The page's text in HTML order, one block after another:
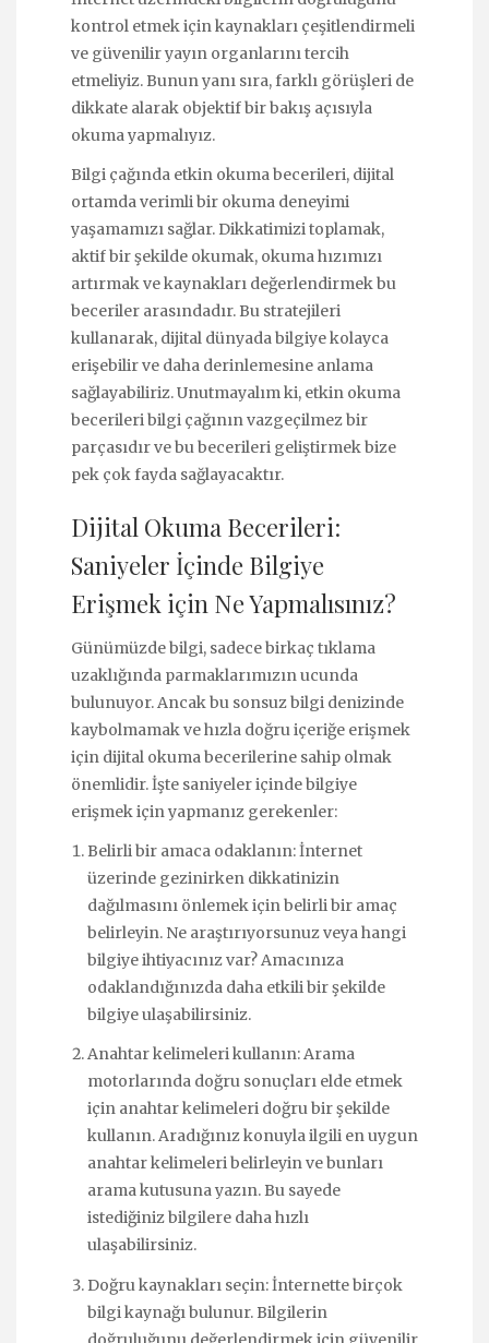
kontrol etmek için kaynakları çeşitlendirmeli
ve güvenilir yayın organlarını tercih
etmeliyiz. Bunun yanı sıra, farklı görüşleri de
dikkate alarak objektif bir bakış açısıyla
okuma yapmalıyız.
Bilgi çağında etkin okuma becerileri, dijital
ortamda verimli bir okuma deneyimi
yaşamamızı sağlar. Dikkatimizi toplamak,
aktif bir şekilde okumak, okuma hızımızı
artırmak ve kaynakları değerlendirmek bu
beceriler arasındadır. Bu stratejileri
kullanarak, dijital dünyada bilgiye kolayca
erişebilir ve daha derinlemesine anlama
sağlayabiliriz. Unutmayalım ki, etkin okuma
becerileri bilgi çağının vazgeçilmez bir
parçasıdır ve bu becerileri geliştirmek bize
pek çok fayda sağlayacaktır.
Dijital Okuma Becerileri:
Saniyeler İçinde Bilgiye
Erişmek için Ne Yapmalısınız?
Günümüzde bilgi, sadece birkaç tıklama
uzaklığında parmaklarımızın ucunda
bulunuyor. Ancak bu sonsuz bilgi denizinde
kaybolmamak ve hızla doğru içeriğe erişmek
için dijital okuma becerilerine sahip olmak
önemlidir. İşte saniyeler içinde bilgiye
erişmek için yapmanız gerekenler:
Belirli bir amaca odaklanın: İnternet
üzerinde gezinirken dikkatinizin
dağılmasını önlemek için belirli bir amaç
belirleyin. Ne araştırıyorsunuz veya hangi
bilgiye ihtiyacınız var? Amacınıza
odaklandığınızda daha etkili bir şekilde
bilgiye ulaşabilirsiniz.
Anahtar kelimeleri kullanın: Arama
motorlarında doğru sonuçları elde etmek
için anahtar kelimeleri doğru bir şekilde
kullanın. Aradığınız konuyla ilgili en uygun
anahtar kelimeleri belirleyin ve bunları
arama kutusuna yazın. Bu sayede
istediğiniz bilgilere daha hızlı
ulaşabilirsiniz.
Doğru kaynakları seçin: İnternette birçok
bilgi kaynağı bulunur. Bilgilerin